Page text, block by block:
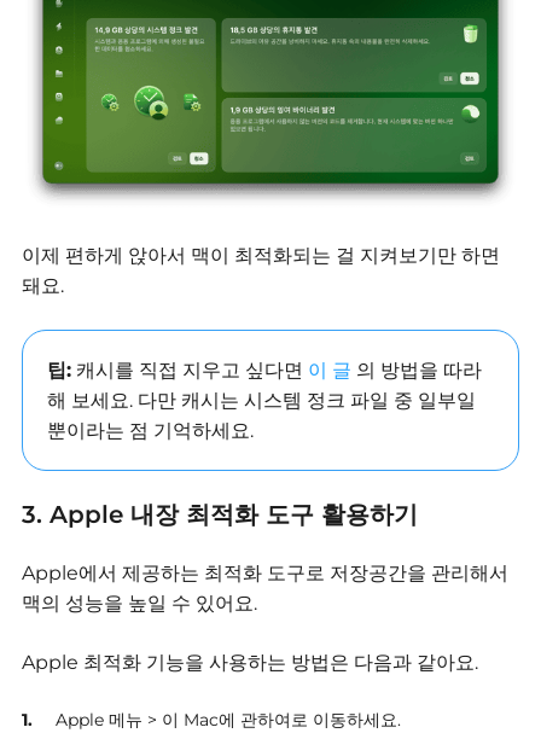
이제 편하게 앉아서 맥이 최적화되는 걸 지켜보기만 하면
돼요.
팁: 캐시를 직접 지우고 싶다면 이 글 의 방법을 따라
해 보세요. 다만 캐시는 시스템 정크 파일 중 일부일
뿐이라는 점 기억하세요.
3. Apple 내장 최적화 도구 활용하기
Apple에서 제공하는 최적화 도구로 저장공간을 관리해서
맥의 성능을 높일 수 있어요.
Apple 최적화 기능을 사용하는 방법은 다음과 같아요.
Apple 메뉴 > 이 Mac에 관하여로 이동하세요.